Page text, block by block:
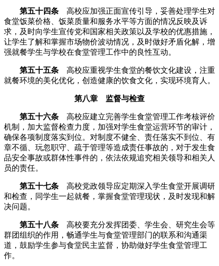
第五十四条 高校应加强正面宣传引导，妥善处理学生对
食堂饭菜价格、饭菜质量和服务水平等方面的情况反映及诉
求，及时向学生宣传党和国家相关政策以及学校的优惠措施，
让学生了解和掌握市场物价波动情况，及时做好矛盾化解，增
强就餐学生与学校在食堂管理工作中的良性互动。
第五十五条 高校应重视学生食堂的餐饮文化建设，注重
就餐环境的美化优化，创造健康的饮食文化，实现环境育人。
第八章 监督与检查
第五十六条 高校应建立完善学生食堂管理工作考核评价
机制，加大监督检查力度，加强对学生食堂运营环节的审计，
确保各项制度落实到位。对制度不健全、责任落实不到位、有
章不循、玩忽职守、疏于管理等造成责任事故的，对于发生食
品安全事故或群体性事件的，依法依规追究相关领导和相关人
员的责任。
第五十七条 高校党政领导应定期深入学生食堂开展调研
和检查，同学生一起就餐，掌握食堂管理现状，及时发现和解
决问题。
第五十八条 高校要充分发挥团委、学生会、研究生会等
群团组织的作用，畅通学生与食堂管理部门的联系和沟通渠
道，鼓励学生参与食堂民主监督，协助做好学生食堂管理工
作。